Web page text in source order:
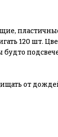
120 шт.
будто
от